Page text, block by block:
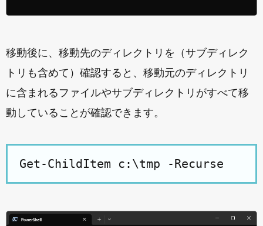
移動後に、移動先のディレクトリを（サブディレク
トリも含めて）確認すると、移動元のディレクトリ
に含まれるファイルやサブディレクトリがすべて移
動していることが確認できます。